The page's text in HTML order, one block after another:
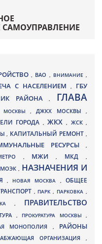
, ВАО , ВНИМАНИЕ ,
С НАСЕЛЕНИЕМ , ГБУ
РАЙОНА, ГЛАВА
МОСКВЫ ,ДЖКХ МОСКВЫ ,
ГОРОДА , ЖКХ, ЖСК,
, КАПИТАЛЬНЫЙ РЕМОНТ ,
РЕСУРСЫ,
, МЖИ, МКД ,
МОЭК , НАЗНАЧЕНИЯ И
, НОВАЯ МОСКВА ,ОБЩЕЕ
, ПАРК, ПАРКОВКА ,
, ПРАВИТЕЛЬСТВО
, ПРОКУРАТУРА МОСКВЫ ,
МОНОПОЛИЯ , РАЙОНЫ
ОРГАНИЗАЦИЯ ,